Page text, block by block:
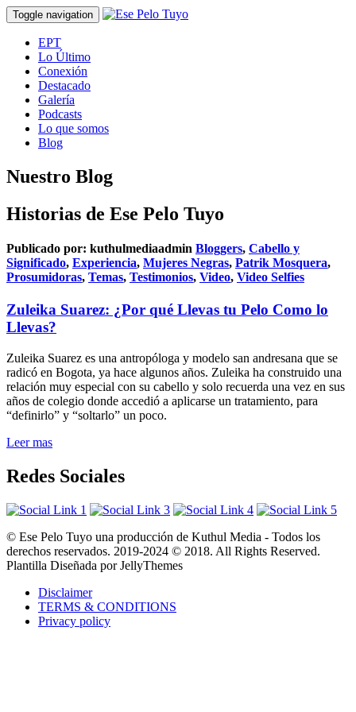
Toggle navigation
EPT
Lo Último
Conexión
Destacado
Galería
Podcasts
Lo que somos
Blog
Nuestro Blog
Historias de Ese Pelo Tuyo
Publicado por: kuthulmediaadmin Bloggers, Cabello y
Significado, Experiencia, Mujeres Negras, Patrik Mosquera,
Prosumidoras, Temas, Testimonios, Video, Video Selfies
Zuleika Suarez: ¿Por qué Llevas tu Pelo Como lo
Llevas?
Zuleika Suarez es una antropóloga y modelo san andresana que se
radicó en Bogota, ya hace algunos años. Zuleika ha construido una
relación muy especial con su cabello y solo recuerda una vez en sus
años de colegio donde accedió a aplicarse un tratamiento, para
“definirlo” y “soltarlo” un poco.
Leer mas
Redes Sociales
© Ese Pelo Tuyo una producción de Kuthul Media - Todos los
derechos reservados. 2019-2024 © 2018. All Rights Reserved.
Plantilla Diseñada por JellyThemes
Disclaimer
TERMS & CONDITIONS
Privacy policy